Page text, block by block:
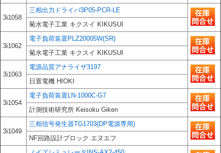
3i1058
三相出力ドライバ3P05-PCR-LE
菊水電子工業 キクスイ KIKUSUI
3i1062
電子負荷装置PLZ20005W(SR)
菊水電子工業 キクスイ KIKUSUI
3i1063
電源品質アナライザ3197
日置電機 HIOKI
3i1054
電子負荷装置LN-1000C-G7
計測技術研究所 Keisoku Giken
3i1049
三相信号発生器TG1703(DP電源専用)
NF回路設計ブロック エヌエフ